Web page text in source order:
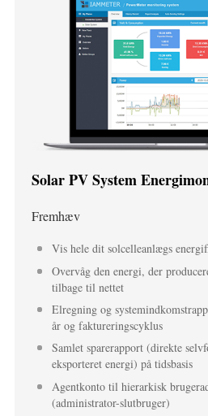
Self-hosting service
EV oplader
IAMMETER Simulator
Virtuel måler
Energiprognose og -
Ansøgninger
Overvågning af elforbrug
PV-varmestyringssystem
Home Automation
Fabrikkens
Ressourcer
Produkt lynstart
Dokument
Tutorial video
Nyheder
Fællesskab
Udvikler
Udforske
Belønningsprogram
Kontakt
Om os
Solar PV System
Fremhæv
Vis hele dit solcelleanlægs
Overvåg den energi, der
tilbage til nettet
Elregning og
år og faktureringscyklus
Samlet sparerapport (direkte
eksporteret energi) på tidsbasis
Agentkonto til hierarkisk
(administrator-slutbruger)